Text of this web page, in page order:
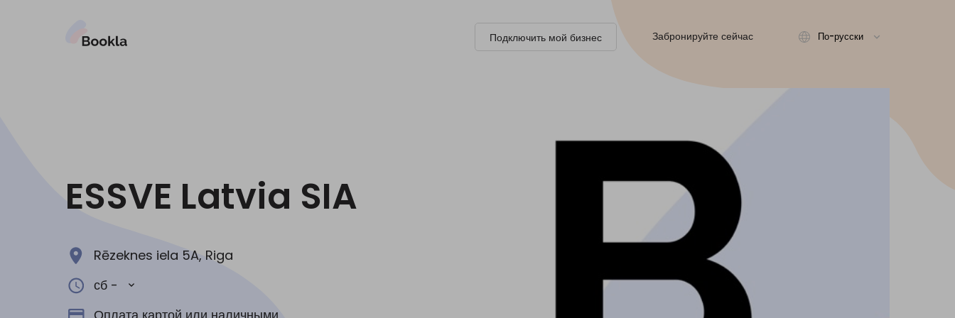
Подключить мой бизнес Забронируйте сейчас По-русски
ESSVE Latvia SIA
Rēzeknes iela 5A, Riga
сб -